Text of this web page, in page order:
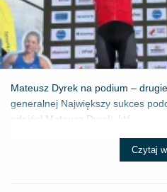
Mateusz Dyrek na podium –
generalnej Największy sukces
odniósł Mateusz Dyrek, któ...
Czytaj